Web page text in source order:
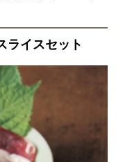
ライスセット